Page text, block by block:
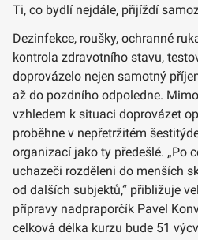
Ti, co bydlí nejdále, přijíždí
Dezinfekce, roušky, ochranné
kontrola zdravotního stavu,
doprovázelo nejen samotný
až do pozdního odpoledne.
vzhledem k situaci doprovázet
proběhne v nepřetržitém
organizací jako ty předešlé. „Po
uchazeči rozděleni do menších
od dalších subjektů,“ přibližuje
přípravy nadpraporčík Pavel
celková délka kurzu bude 51